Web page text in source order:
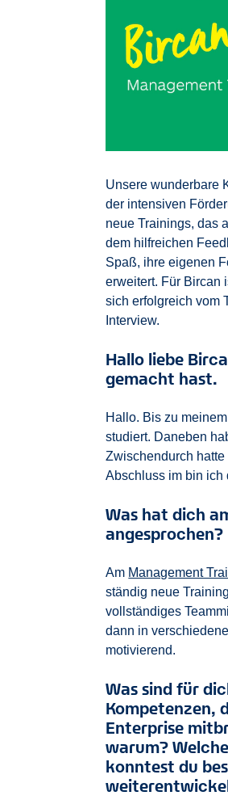
Unsere wunderbare
der intensiven
neue Trainings, das
dem hilfreichen
Spaß, ihre eigenen
erweitert. Für Bircan
sich erfolgreich vom
Interview.
Hallo liebe
gemacht hast.
Hallo. Bis zu
studiert. Daneben
Zwischendurch
Abschluss im bin ich
Was hat dich
angesprochen?
Am Management
ständig neue
vollständiges
dann in
motivierend.
Was sind für
Kompetenzen,
Enterprise
warum?
konntest du